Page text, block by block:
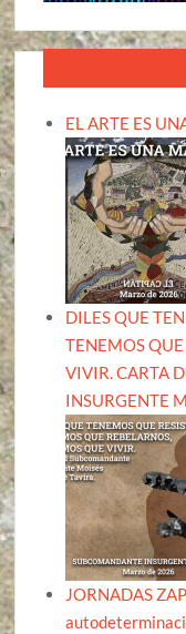
EL ARTE ES
DILES QUE
TENEMOS
VIVIR. CARTA
INSURGENTE
JORNADAS